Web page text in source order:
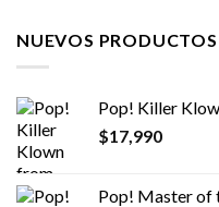
NUEVOS PRODUCTOS
Pop! Killer
$17,990
Pop! Master of